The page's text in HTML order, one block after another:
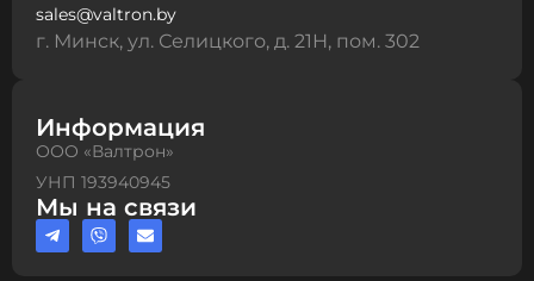
sales@valtron.by
г. Минск, ул. Селицкого, д. 21Н, пом. 302
Информация
ООО «Валтрон»
УНП 193940945
Мы на связи